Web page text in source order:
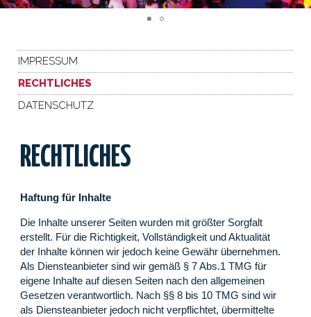
IMPRESSUM
RECHTLICHES
DATENSCHUTZ
RECHTLICHES
Haftung für Inhalte
Die Inhalte unserer Seiten wurden mit größter Sorgfalt
erstellt. Für die Richtigkeit, Vollständigkeit und Aktualität
der Inhalte können wir jedoch keine Gewähr übernehmen.
Als Diensteanbieter sind wir gemäß § 7 Abs.1 TMG für
eigene Inhalte auf diesen Seiten nach den allgemeinen
Gesetzen verantwortlich. Nach §§ 8 bis 10 TMG sind wir
als Diensteanbieter jedoch nicht verpflichtet, übermittelte